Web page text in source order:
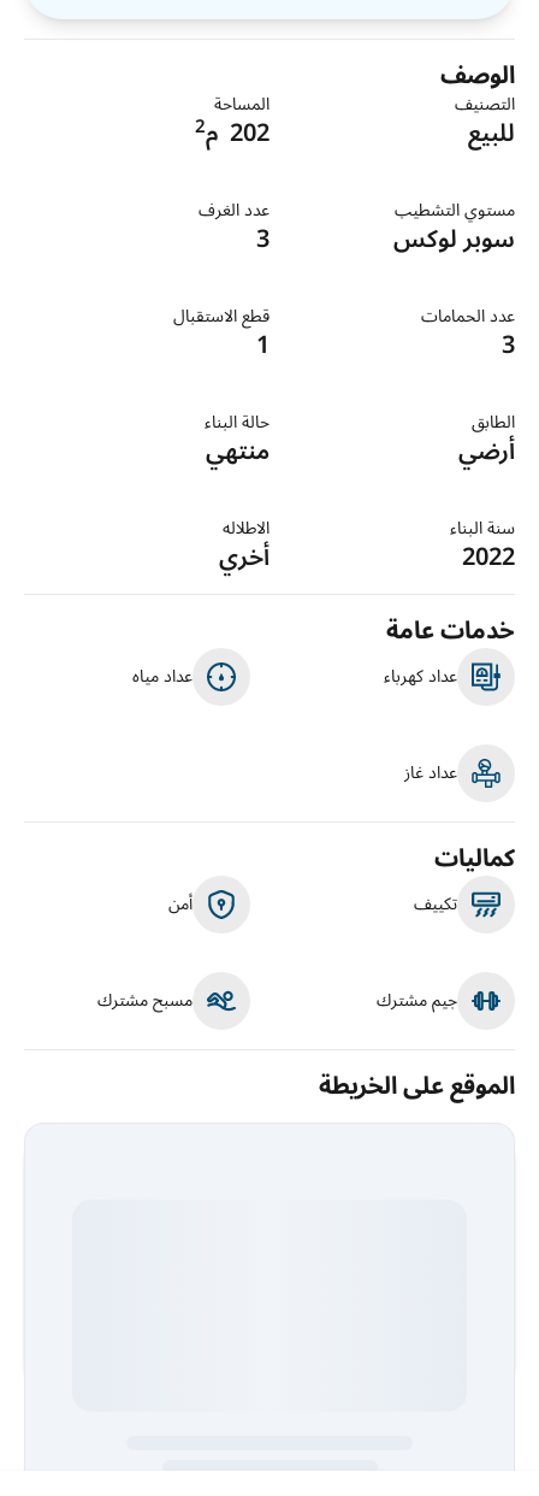
الوصف
التصنيف
للبيع
المساحة
202 م2
مستوي التشطيب
سوبر لوكس
عدد الغرف
3
عدد الحمامات
3
قطع الاستقبال
1
الطابق
أرضي
حالة البناء
منتهي
سنة البناء
2022
الاطلاله
أخري
خدمات عامة
عداد كهرباء عداد مياه
عداد غاز
كماليات
تكييف أمن
جيم مشترك مسبح مشترك
الموقع على الخريطة